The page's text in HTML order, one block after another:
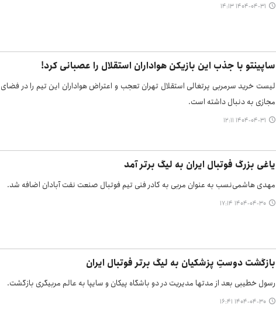
۱۴۰۴-۰۴-۳۱ ۱۴:۱۳
ساپینتو با جذب این بازیکن هواداران استقلال را عصبانی کرد!
لیست خرید سرمربی پرتغالی استقلال تهران تعجب و اعتراض هواداران این تیم را در فضای
مجازی به دنبال داشته است.
۱۴۰۴-۰۴-۳۱ ۱۲:۱۱
یاغی بزرگ فوتبال ایران به لیگ برتر آمد
مهدی هاشمی‌نسب به عنوان مربی به کادر فنی تیم فوتبال صنعت نفت آبادان اضافه شد.
۱۴۰۴-۰۴-۳۰ ۱۷:۱۴
بازگشت دوستِ پزشکیان به لیگ برتر فوتبال ایران
رسول خطیبی بعد از مدتها مدیریت در دو باشگاه پیکان و سایپا به عالم مربیگری بازگشت.
۱۴۰۴-۰۴-۳۰ ۱۶:۴۱